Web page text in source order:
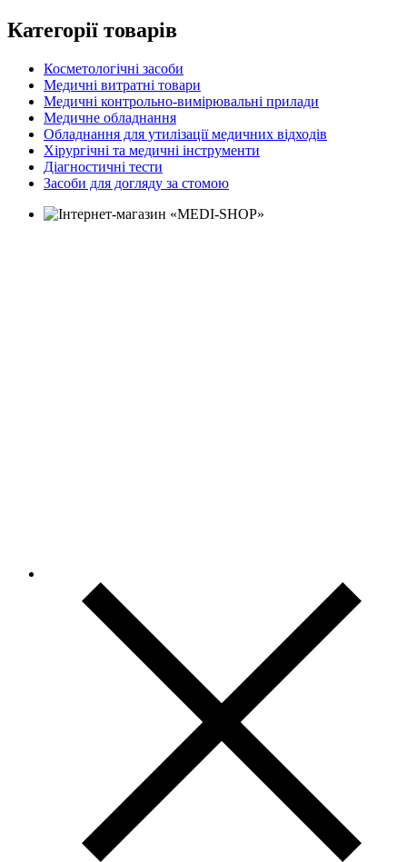
Категорії товарів
Косметологічні засоби
Медичні витратні товари
Медичні контрольно-вимірювальні прилади
Медичне обладнання
Обладнання для утилізації медичних відходів
Хірургічні та медичні інструменти
Діагностичні тести
Засоби для догляду за стомою